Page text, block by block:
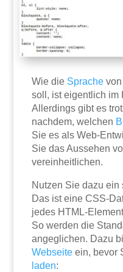
Wie die Sprache
soll, ist eigentlich im
Allerdings gibt es
nachdem, welchen
Sie es als Web-
Sie das Aussehen
vereinheitlichen.
Nutzen Sie dazu ein
Das ist eine CSS-
jedes HTML-
So werden die
angeglichen. Dazu
Webseite ein, bevor
laden: